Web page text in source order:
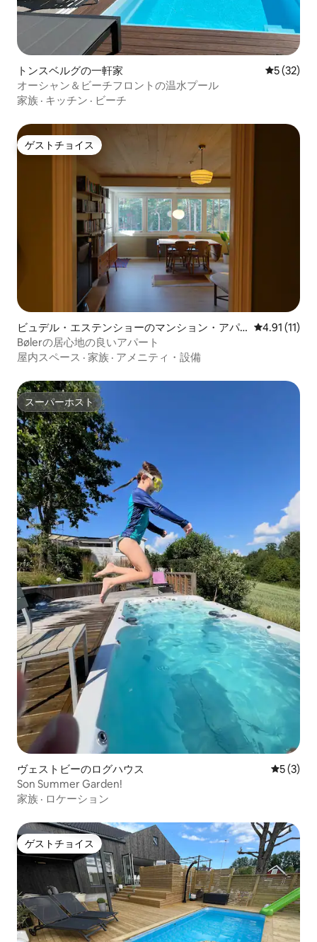
トンスベルグの一軒家 レビュー
5 (32)
オーシャン＆ビーチフロントの温水プール
家族 · キッチン · ビーチ
ゲストチョイス
ゲストチョイス
ビュデル・エステンショーのマンション・アパ
ート
レビュー11
4.91 (11)
Bølerの居心地の良いアパート
屋内スペース · 家族 · アメニティ・設備
スーパーホスト
スーパーホスト
ヴェストビーのログハウス レビュー
5 (3)
Son Summer Garden!
家族 · ロケーション
ゲストチョイス
ゲストチョイス